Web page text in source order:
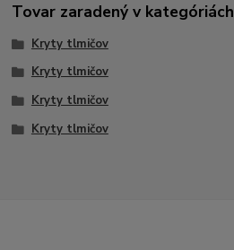
Tovar zaradený v kategóriách
Kryty tlmičov
Kryty tlmičov
Kryty tlmičov
Kryty tlmičov